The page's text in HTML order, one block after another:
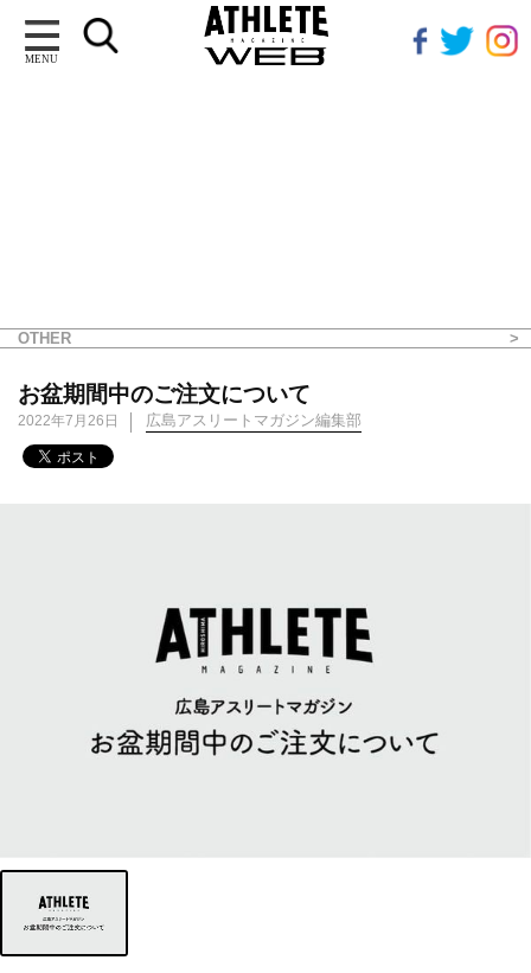
MENU
OTHER
お盆期間中のご注文について
2022年7月26日 広島アスリートマガジン編集部